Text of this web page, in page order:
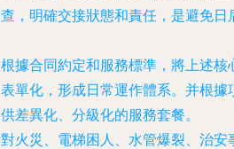
，明確交接狀態和責任，是避免日
根據合同約定和服務標準，將上述核
單化，形成日常運作體系。并根據
差異化、分級化的服務套餐。
對火災、電梯困人、水管爆裂、治安